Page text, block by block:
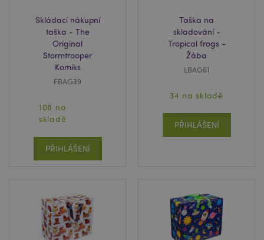
Skládací nákupní
taška - The
Original
Stormtrooper
Komiks
FBAG39
108 na
skladě
PŘIHLÁŠENÍ
Taška na
skladování -
Tropical frogs -
Žába
LBAG61
34 na skladě
PŘIHLÁŠENÍ
recently_compared_product_previous
Adobe Inc.
PHPSESSID
PHP.net
.www.puckator.cz